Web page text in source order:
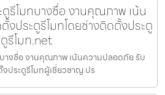
รีโมทบางซื่อ งานคุณภาพ เน้น
ประตูรีโมทโดยช่างติดตั้งประตู
รีโมท.net
างซื่อ งานคุณภาพ เน้นความปลอดภัย รับ
ประตูรีโมทผู้เชี่ยวชาญ ปร